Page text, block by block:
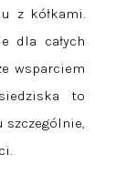
z kółkami.
dla całych
wsparciem
to
szczególnie,